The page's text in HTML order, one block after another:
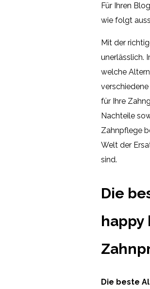
Für Ihren
wie folgt
Mit der
unerlässlich.
welche
für Ihre
Nachteile
Zahnpflege
Welt der
sind.
Die
happy
Die beste